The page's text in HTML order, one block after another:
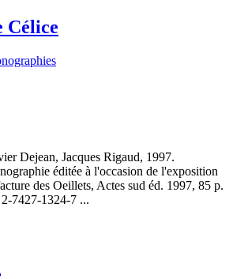
Célice
Dejean, Jacques Rigaud, 1997.
éditée à l'occasion de l'exposition
des Oeillets, Actes sud éd. 1997, 85 p.
7427-1324-7 ...